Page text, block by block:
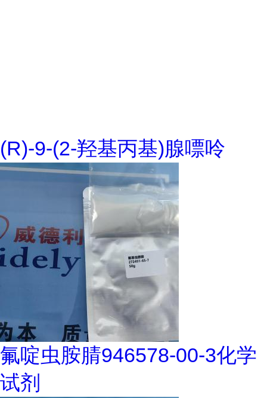
(R)-9-(2-羟基丙基)腺嘌呤
氟啶虫胺腈946578-00-3化学
试剂